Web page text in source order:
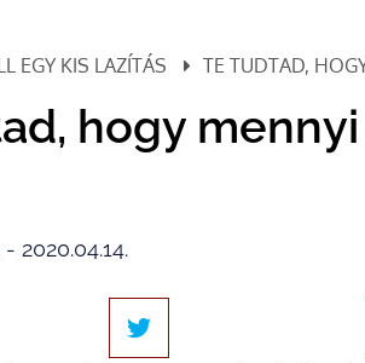
EGY KIS LAZÍTÁS TE TUDTAD,
hogy
2020.04.14.